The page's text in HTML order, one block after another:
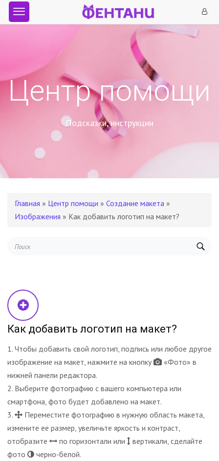
Центр помощи
Подсказки, инструкции
Главная » Центр помощи » Создание макета »
Изображения » Как добавить логотип на макет?
Как добавить логотип на макет?
Чтобы добавить свой логотип, подпись или любое другое
изображение на макет, нажмите на кнопку
«Фото» в
нижней панели редактора.
Выберите фотографию с вашего компьютера или
смартфона, фото будет добавлено на макет.
Переместите фотографию в нужную область макета,
измените ее размер, увеличьте яркость и контраст,
отобразите
по горизонтали или
вертикали, сделайте
фото
черно-белой.